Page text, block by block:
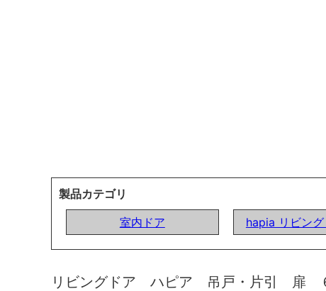
製品カテゴリ
室内ドア
hapia リビン
リビングドア ハピア 吊戸・片引 扉